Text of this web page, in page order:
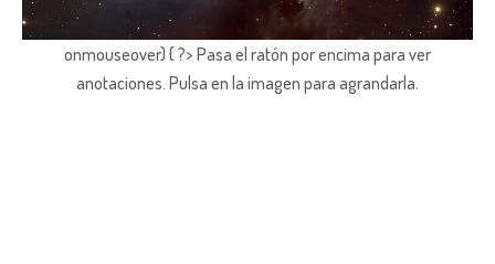
onmouseover) { ?> Pasa el ratón por encima para ver
anotaciones. Pulsa en la imagen para agrandarla.